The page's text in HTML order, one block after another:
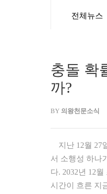
전체뉴스
충돌 확
까?
BY 의왕천문소식
지난 12월 27
서 소행성 하나
다. 2032년 12
시간이 흐른 지